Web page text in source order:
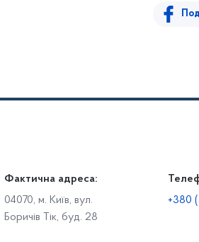
запитами на отримання публічної
Фактична адреса:
04070, м. Київ, вул.
Боричів Тік, буд. 28
+380